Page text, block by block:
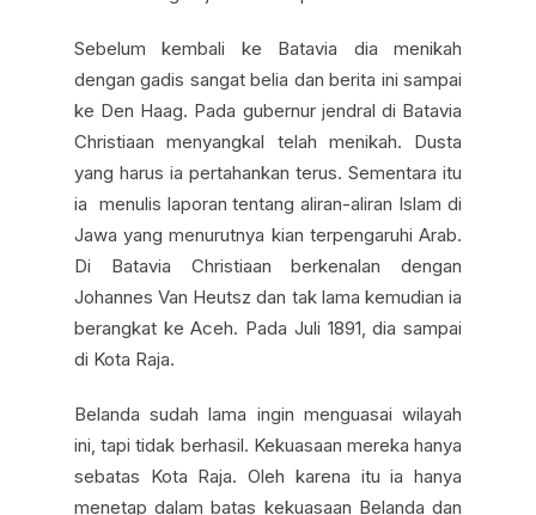
Sebelum kembali ke Batavia dia menikah
dengan gadis sangat belia dan berita ini sampai
ke Den Haag. Pada gubernur jendral di Batavia
Christiaan menyangkal telah menikah. Dusta
yang harus ia pertahankan terus. Sementara itu
ia menulis laporan tentang aliran-aliran Islam di
Jawa yang menurutnya kian terpengaruhi Arab.
Di Batavia Christiaan berkenalan dengan
Johannes Van Heutsz dan tak lama kemudian ia
berangkat ke Aceh. Pada Juli 1891, dia sampai
di Kota Raja.
Belanda sudah lama ingin menguasai wilayah
ini, tapi tidak berhasil. Kekuasaan mereka hanya
sebatas Kota Raja. Oleh karena itu ia hanya
menetap dalam batas kekuasaan Belanda dan